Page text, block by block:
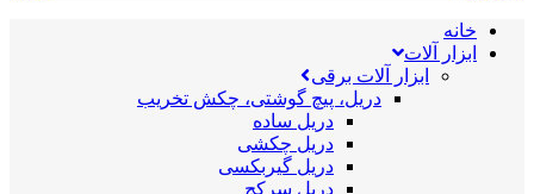
خانه
ابزار آلات
ابزار آلات برقی
دریل، پیچ گوشتی، چکش تخریب
دریل ساده
دریل چکشی
دریل گیربکسی
دریل سرکج